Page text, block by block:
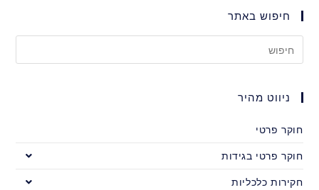
חיפוש באתר
ניווט מהיר
חוקר פרטי
חוקר פרטי בגידות
חקירות כלכליות